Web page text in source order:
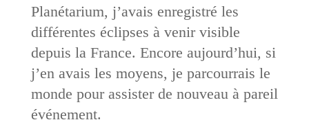
Planétarium, j’avais enregistré les
différentes éclipses à venir visible
depuis la France. Encore aujourd’hui, si
j’en avais les moyens, je parcourrais le
monde pour assister de nouveau à pareil
événement.